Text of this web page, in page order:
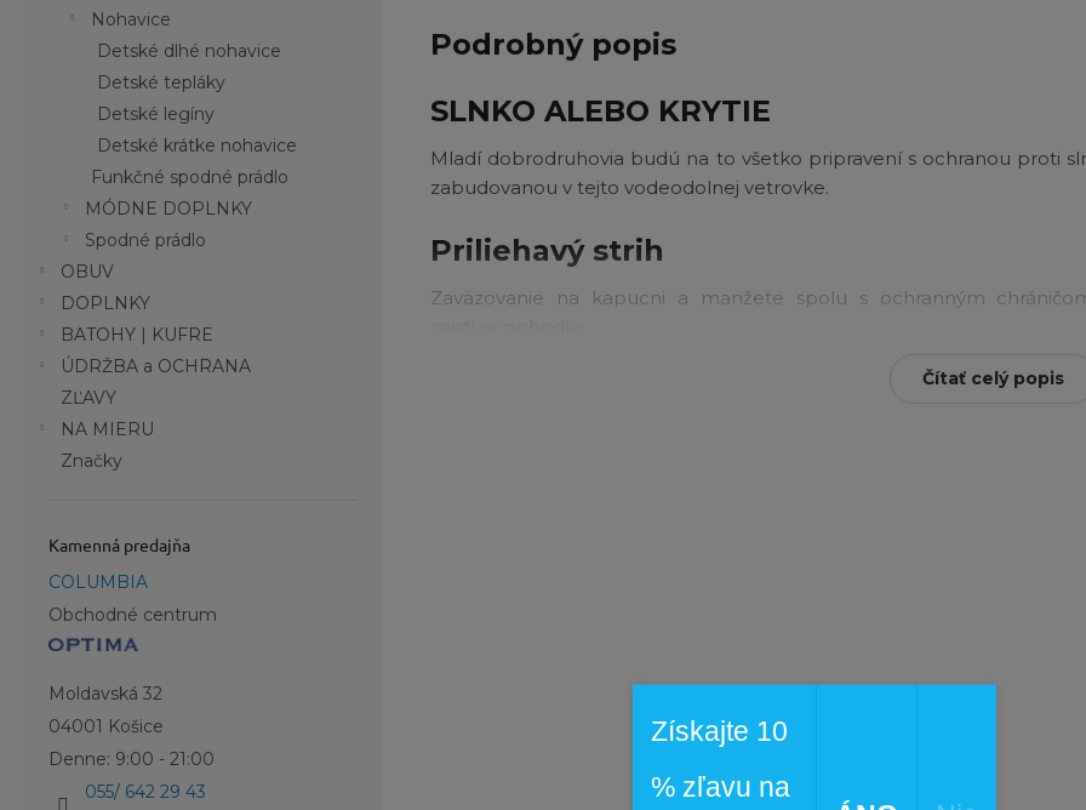
Nohavice
Detské dlhé nohavice
Detské tepláky
Detské legíny
Detské krátke nohavice
Funkčné spodné prádlo
MÓDNE DOPLNKY
Spodné prádlo
OBUV
DOPLNKY
BATOHY | KUFRE
ÚDRŽBA a OCHRANA
ZĽAVY
NA MIERU
Značky
Kamenná predajňa
COLUMBIA
Obchodné centrum
Moldavská 32
04001 Košice
Denne: 9:00 - 21:00
055/ 642 29 43
Podrobný popis
SLNKO ALEBO KRYTIE
Mladí dobrodruhovia budú na to všetko pripravení s ochranou proti
zabudovanou v tejto vodeodolnej vetrovke.
Priliehavý strih
Zaväzovanie na kapucni a manžete spolu s ochranným
chráni pred poškodením pokožky
Materiál: Plášť: 100% Polyester
Čítať celý popis
Získajte 10
% zľavu na